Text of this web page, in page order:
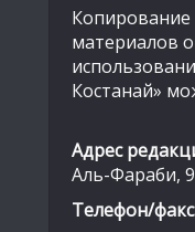
Копирование
материалов
Костанай»
Адрес
Аль-Фараби,
Телефон/